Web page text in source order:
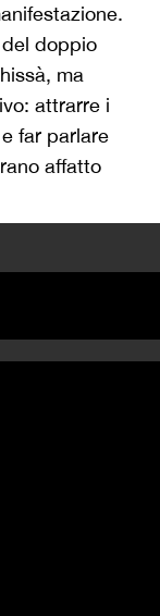
doppio
ma
attrarre i
far parlare
affatto